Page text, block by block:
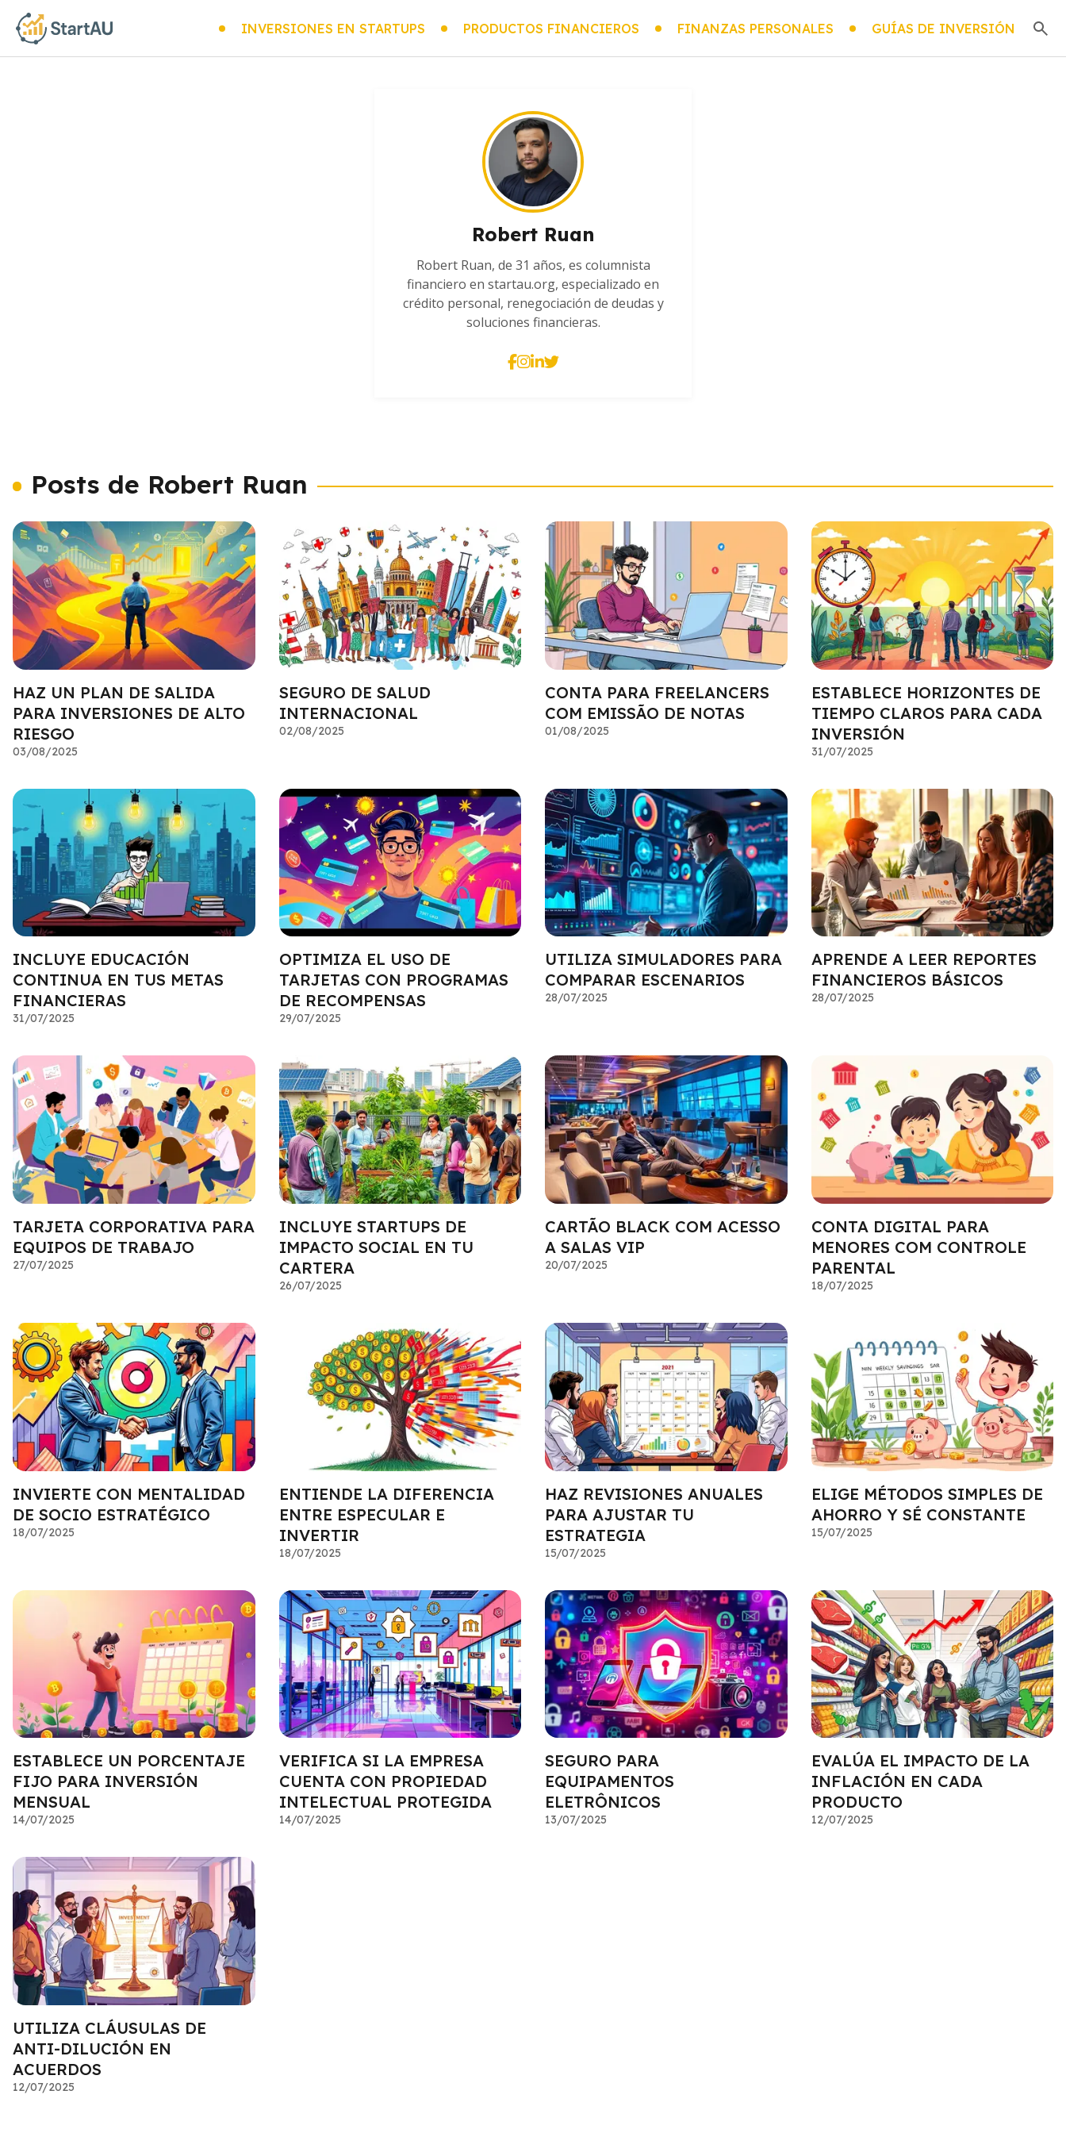
INVERSIONES EN STARTUPS PRODUCTOS FINANCIEROS FINANZAS PERSONALES GUÍAS DE INVERSIÓN
Robert Ruan
Robert Ruan, de 31 años, es columnista
financiero en startau.org, especializado en
crédito personal, renegociación de deudas y
soluciones financieras.
Posts de Robert Ruan
HAZ UN PLAN DE SALIDA
PARA INVERSIONES DE ALTO
RIESGO
03/08/2025
SEGURO DE SALUD
INTERNACIONAL
02/08/2025
CONTA PARA FREELANCERS
COM EMISSÃO DE NOTAS
01/08/2025
ESTABLECE HORIZONTES DE
TIEMPO CLAROS PARA CADA
INVERSIÓN
31/07/2025
INCLUYE EDUCACIÓN
CONTINUA EN TUS METAS
FINANCIERAS
31/07/2025
OPTIMIZA EL USO DE
TARJETAS CON PROGRAMAS
DE RECOMPENSAS
29/07/2025
UTILIZA SIMULADORES PARA
COMPARAR ESCENARIOS
28/07/2025
APRENDE A LEER REPORTES
FINANCIEROS BÁSICOS
28/07/2025
TARJETA CORPORATIVA PARA
EQUIPOS DE TRABAJO
27/07/2025
INCLUYE STARTUPS DE
IMPACTO SOCIAL EN TU
CARTERA
26/07/2025
CARTÃO BLACK COM ACESSO
A SALAS VIP
20/07/2025
CONTA DIGITAL PARA
MENORES COM CONTROLE
PARENTAL
18/07/2025
INVIERTE CON MENTALIDAD
DE SOCIO ESTRATÉGICO
18/07/2025
ENTIENDE LA DIFERENCIA
ENTRE ESPECULAR E
INVERTIR
18/07/2025
HAZ REVISIONES ANUALES
PARA AJUSTAR TU
ESTRATEGIA
15/07/2025
ELIGE MÉTODOS SIMPLES DE
AHORRO Y SÉ CONSTANTE
15/07/2025
ESTABLECE UN PORCENTAJE
FIJO PARA INVERSIÓN
MENSUAL
14/07/2025
VERIFICA SI LA EMPRESA
CUENTA CON PROPIEDAD
INTELECTUAL PROTEGIDA
14/07/2025
SEGURO PARA
EQUIPAMENTOS
ELETRÔNICOS
13/07/2025
EVALÚA EL IMPACTO DE LA
INFLACIÓN EN CADA
PRODUCTO
12/07/2025
UTILIZA CLÁUSULAS DE
ANTI-DILUCIÓN EN
ACUERDOS
12/07/2025